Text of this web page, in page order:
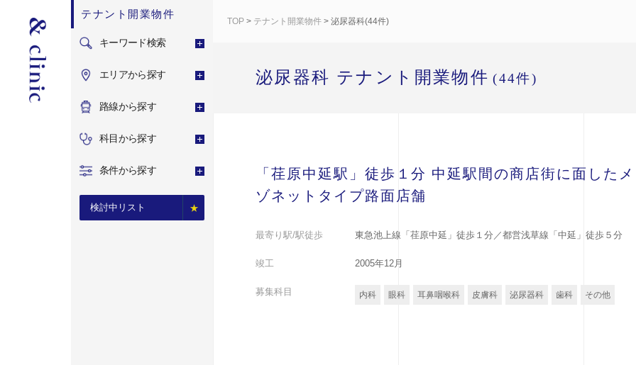
テナント開業物件
キーワード検索
エリアから探す
路線から探す
科目から探す
条件から探す
検討中リスト
TOP > テナント開業物件 > 泌尿器科(44件)
泌尿器科 テナント開業物件 (44件)
「荏原中延駅」徒歩１分 中延駅間の商店街に面したメ
ゾネットタイプ路面店舗
最寄り駅/駅徒歩 東急池上線「荏原中延」徒歩１分／都営浅草線「中延」徒歩５分
竣工 2005年12月
募集科目 内科 眼科 耳鼻咽喉科 皮膚科 泌尿器科 歯科 その他